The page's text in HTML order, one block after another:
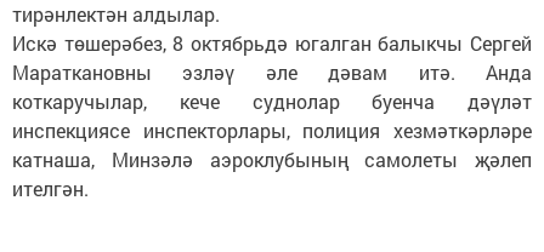
тирәнлектән алдылар.
Искә төшерәбез, 8 октябрьдә югалган балыкчы Сергей
Мараткановны эзләү әле дәвам итә. Анда
коткаручылар, кече суднолар буенча дәүләт
инспекциясе инспекторлары, полиция хезмәткәрләре
катнаша, Минзәлә аэроклубының самолеты җәлеп
ителгән.